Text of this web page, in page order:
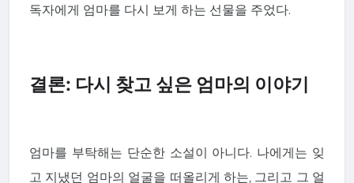
독자에게 엄마를 다시 보게 하는 선물을 주었다.
결론: 다시 찾고 싶은 엄마의 이야기
엄마를 부탁해는 단순한 소설이 아니다. 나에게는 잊
고 지냈던 엄마의 얼굴을 떠올리게 하는, 그리고 그 얼